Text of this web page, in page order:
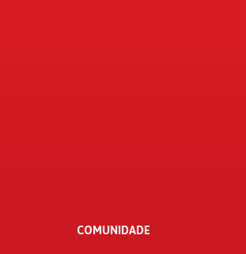
COMUNIDADE